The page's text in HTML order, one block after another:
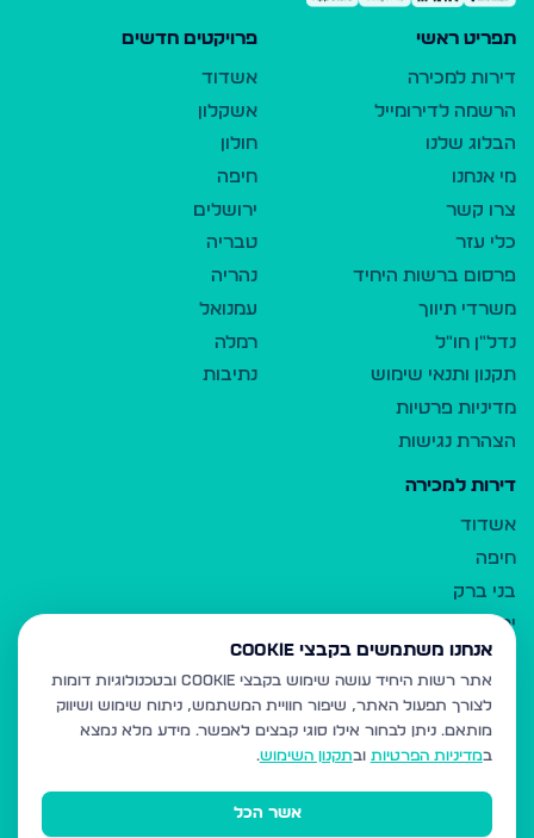
תפריט ראשי
דירות למכירה
הרשמה לדירומייל
הבלוג שלנו
מי אנחנו
צרו קשר
כלי עזר
פרסום ברשות היחיד
משרדי תיווך
נדל"ן חו"ל
תקנון ותנאי שימוש
מדיניות פרטיות
הצהרת נגישות
פרויקטים חדשים
אשדוד
אשקלון
חולון
חיפה
ירושלים
טבריה
נהריה
עמנואל
רמלה
נתיבות
דירות למכירה
אשדוד
חיפה
בני ברק
ירושלים
אלעד
גבעת זאב
בית שמש
רכסים
מודיעין עילית
אנחנו משתמשים בקבצי Cookie
אתר רשות היחיד עושה שימוש בקבצי Cookie ובטכנולוגיות דומות
לצורך תפעול האתר, שיפור חוויית המשתמש, ניתוח שימוש ושיווק
מותאם. ניתן לבחור אילו סוגי קבצים לאפשר. מידע מלא נמצא
במדיניות הפרטיות ובתקנון השימוש.
אשר הכל